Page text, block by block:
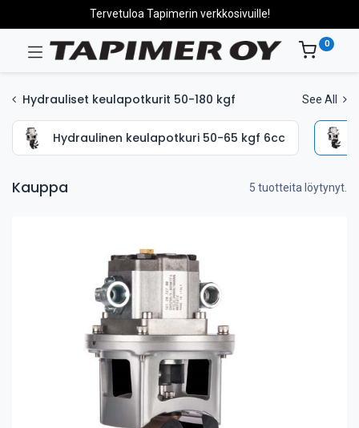
Tervetuloa Tapimerin verkkosivuille!
0
Hydrauliset keulapotkurit 50-180 kgf See All
Hydraulinen keulapotkuri 50-65 kgf 6cc
Kauppa 5 tuotteita löytynyt.